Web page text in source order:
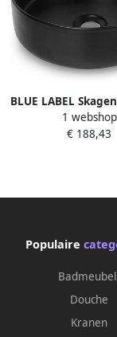
BLUE LABEL
keramiek; alle
geglazuurd; zonder
1 webshop
€ 188,43
Populaire
Douche
Kranen